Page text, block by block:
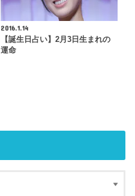
2016.1.14
【誕生日占い】2月3日生まれの
運命